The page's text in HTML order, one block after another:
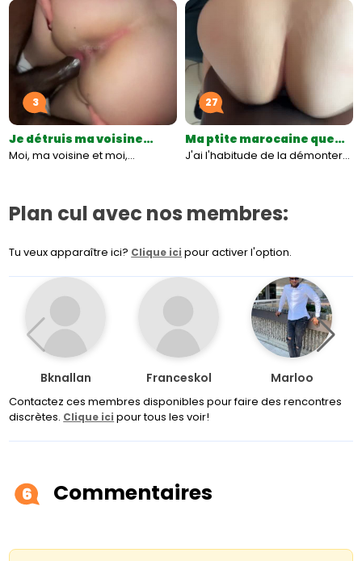
3
Je détruis ma voisine…
Moi, ma voisine et moi,…
27
Ma ptite marocaine que…
J'ai l'habitude de la démonter…
Plan cul avec nos membres:
Tu veux apparaître ici? Clique ici pour activer l'option.
Bknallan Franceskol Marloo
Contactez ces membres disponibles pour faire des rencontres
discrètes. Clique ici pour tous les voir!
6 Commentaires